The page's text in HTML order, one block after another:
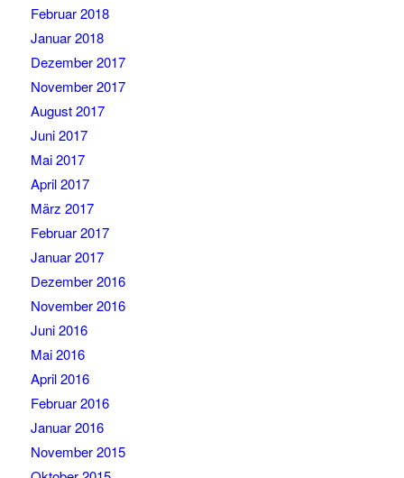
Februar 2018
Januar 2018
Dezember 2017
November 2017
August 2017
Juni 2017
Mai 2017
April 2017
März 2017
Februar 2017
Januar 2017
Dezember 2016
November 2016
Juni 2016
Mai 2016
April 2016
Februar 2016
Januar 2016
November 2015